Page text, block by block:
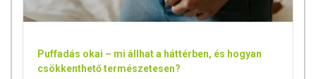
100%-ban Magyar tulajdonú cég. A termék megvásárlásával magyar
munkahelyeket támogat!
Az oldalunkon lévő adatokat folyamatosan frissítjük, törekszünk arra,
hogy naprakészek legyenek. Szeretnénk felhívni azonban a figyelmet,
Puffadás okai – mi állhat a háttérben, és hogyan
csökkenthető természetesen?